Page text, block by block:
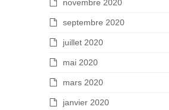
novembre 2020
septembre 2020
juillet 2020
mai 2020
mars 2020
janvier 2020